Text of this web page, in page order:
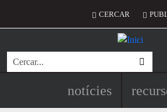
Menú del
CERCAR
Cerca
Navegació
notícies